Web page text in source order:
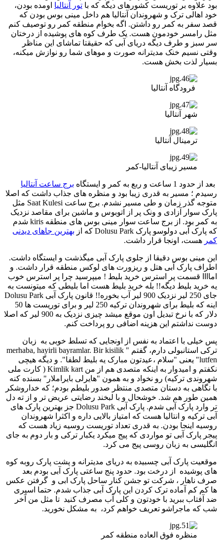
بود علاوه بر توریست کشورهای دیگه که با تور آنتالیا اومده بودن،
خود اهالی ترک و شهروندان آنتالیا هم داخل مینی بوس بودن که
قصد سفر به کمر رو داشتن. اگه بخوام منطقه کمر رو توصیف کنم
مثل رامسر خودمون هست. یک طرف کوه های پوشیده از درختان
سر سبز و طرف دیگه دریای آبی که حقیقتا تماشای این مناظر
وقتی نسیم خنک مدیترانه صورت و موهای شما رو نوازش میکنه،
بسیار لذت بخش هست.
فرودگاه آنتالیا
شهر آنتالیا
ترمینال آنتالیا
مسیر زیبای آنتالیا-کمر
بعد از حدود 1 ساعت و ربع به کمر و ایستگاه
برج ساعت آنتالیا
رسیدم ؛ مسیر به قدری زیبا بود و منظره های جذاب داشت که اصلا
متوجه گذر زمان و طی مسیر نشدم. برج ساعت Saat Kulesi مثل
پارک سوار آزادی و ونک پر از اتوبوس و ماشین برای مقاصد نزدیک
به کمر بود. از برج ساعت سوار مینی بوس های منطقه kiris شدم
که پارک آبی دولوسو پارک Dolusu Park که از
بهترین جاهای دیدنی
کمر هست، اونجا قرار داشت.
این مینی بوس دقیقا از جلوی پارک آبی میگذشت و ایستگاه داشت.
اطراف پارک آبی هتل و ریزورت های لوکس منطقه قرار داشت. و
اماااا قسمت پر استرس خرید بلیط ! میپرسید چرا پر استرس خوب
یه خرید بلیط دیگه!! بله خرید بلیط هست اما بلیطی که میتونست به
جای 250 لیر نزدیک 900 لیر آب بخوره!! قانون پارک آبی Dolusu Park
اینه که بلیط برای شهروندان ترکیه 250 لیر و برای توریست ها 50
دلار که با نرخ تبدیل اون موقع میشد چیزی نزدیک به 900 لیر که اصلا
دوست نداشتم این هزینه اضافی رو پرداخت کنم.
پس خیلی با اعتماد به نفس از اونجایی که تسلط خوبی به زبان
ترکی استانبولی دارم، گفتم " merhaba, hayirli bayramlar. Bir kisilik
lutfen" یعنی "سلام ،عیدتون مبارک یه بلیط لطفا". و دیگه هیچی
نکفتم و امیدوار به اینکه متصدی هم از من Kimlik kart ( کارت ملی
شهروندی ترکیه) رو نخواد و به همون "هایرلی بایراملار" بسنده کنه
با نگاهی به دستان متصدی منتظر صدور بلیطم بودم؛ که خداروشکر
همین طور هم شد. خوشحال و با لبخند رضایتی عریض تر و از ته دل
تر وارد پارک آبی شدم. پارک آبی Dolusu Park جز بهترین پارک های
آبی ترکیه و انتالیا هست که امتیاز بالایی داره و اکثرا شهروندان
روسیه اینجا بودن. به قدری تعداد توریست روسیه زیاد هست که
پیجر پارک آبی تو مواردی که پیج میکرد یکبار ترکی و بار دوم به جای
انگلیسی به زبان روسی پیج می کرد.
موقعیت پارک آبی چسبیده به دریای مدیترانه و پشت پارک روبه کوه
های پوشیده از درخت بود. حدود پنج ساعتی پارک آبی بودم بعد
صرف ناهار ، شرکت تو جشن کنار ساحل پارک ابی و گرفتن عکس
ها کم کم آماده ترک کردن این پارک آبی جذاب شدم. حتما اسپری
ضد آفتاب ببرید با خودتون و کلی آب مصرف کنید تا مثل من آخر
شب که ماجراشو تعریف خواهم کرد، به مشکل نخورید.
منظره فوق العاده منطقه کمر